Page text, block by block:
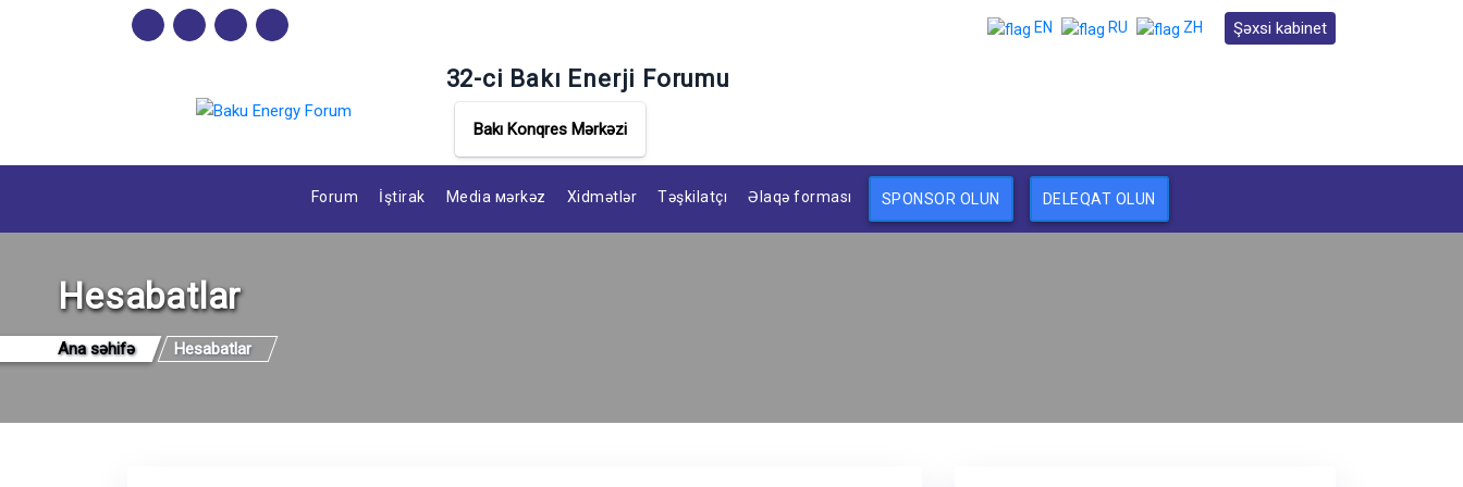
EN RU ZH Şəxsi kabinet
32-ci Bakı Enerji Forumu
Bakı Konqres Mərkəzi
Forum İştirak Media мərkəz Xidmətlər Təşkilatçı Əlaqə forması SPONSOR OLUN DELEQAT OLUN
Hesabatlar
Ana səhifə Hesabatlar